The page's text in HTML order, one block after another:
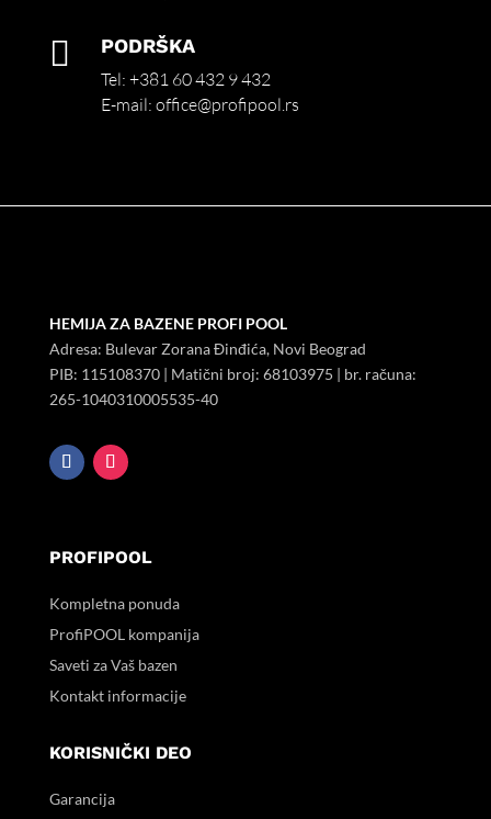
 PODRŠKA
Tel: +381 60 432 9 432
E-mail: office@profipool.rs
HEMIJA ZA BAZENE PROFI POOL
Adresa: Bulevar Zorana Đinđića, Novi Beograd
PIB: 115108370| Matični broj: 68103975 | br. računa:
265-1040310005535-40
PROFIPOOL
Kompletna ponuda
ProfiPOOL kompanija
Saveti za Vaš bazen
Kontakt informacije
KORISNIČKI DEO
Garancija